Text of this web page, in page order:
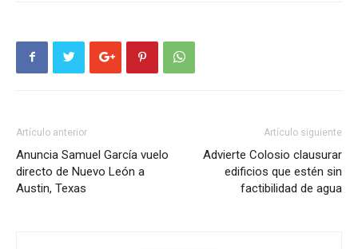
Artículo anterior
Anuncia Samuel García vuelo
directo de Nuevo León a
Austin, Texas
Artículo siguiente
Advierte Colosio clausurar
edificios que estén sin
factibilidad de agua